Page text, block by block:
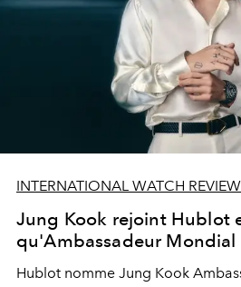
INTERNATIONAL WATCH REVIEW
Jung Kook rejoint Hublot
qu'Ambassadeur Mondial
Hublot nomme Jung Kook